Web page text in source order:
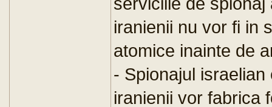
iranienii nu vor fi in
atomice inainte de
- Spionajul
iranienii vor fabrica